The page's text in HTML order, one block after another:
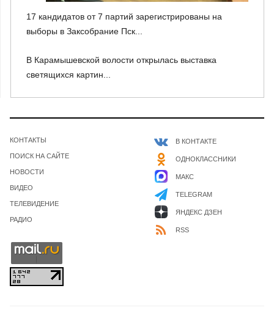
17 кандидатов от 7 партий зарегистрированы на
выборы в Заксобрание Пск...
В Карамышевской волости открылась выставка
светящихся картин...
КОНТАКТЫ
ПОИСК НА САЙТЕ
НОВОСТИ
ВИДЕО
ТЕЛЕВИДЕНИЕ
РАДИО
В КОНТАКТЕ
ОДНОКЛАССНИКИ
МАКС
TELEGRAM
ЯНДЕКС ДЗЕН
RSS